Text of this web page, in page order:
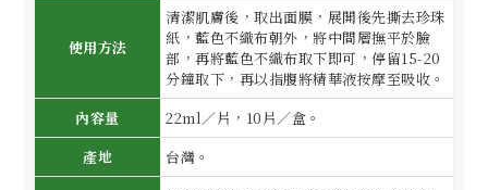
使用方法
清潔肌膚後，取出面膜，展開後先撕去珍珠
紙，藍色不織布朝外，將中間層撫平於臉
部，再將藍色不織布取下即可，停留15-20
分鐘取下，再以指腹將精華液按摩至吸收。
內容量
22ml／片，10片／盒。
產地
台灣。